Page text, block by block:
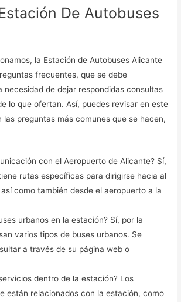
De Autobuses
la Estación de Autobuses Alicante
frecuentes, que se debe
necesidad de dejar respondidas consultas
lo que ofertan. Así, puedes revisar en este
las preguntas más comunes que se hacen,
con el Aeropuerto de Alicante? Sí,
rutas específicas para dirigirse hacia al
como también desde el aeropuerto a la
urbanos en la estación? Sí, por la
varios tipos de buses urbanos. Se
a través de su página web o
dentro de la estación? Los
están relacionados con la estación, como